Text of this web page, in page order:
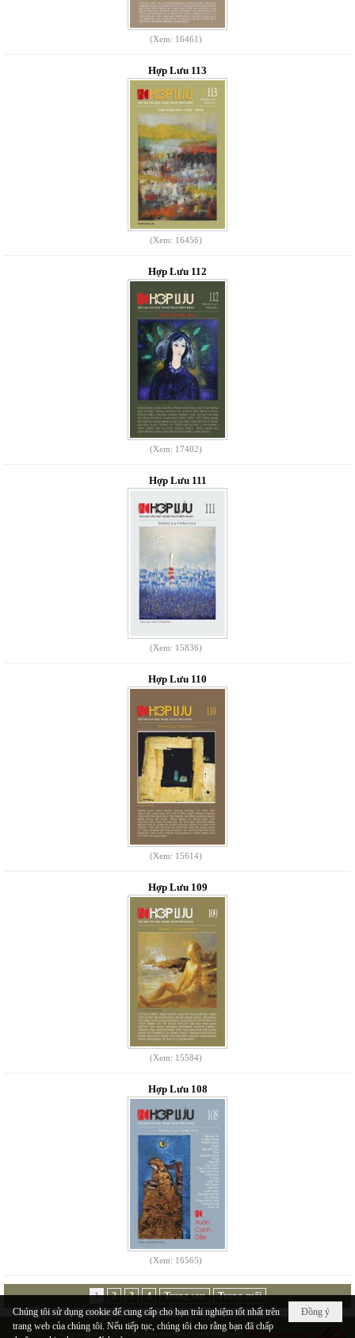
(Xem: 16461)
Hợp Lưu 113
(Xem: 16456)
Hợp Lưu 112
(Xem: 17402)
Hợp Lưu 111
(Xem: 15836)
Hợp Lưu 110
(Xem: 15614)
Hợp Lưu 109
(Xem: 15584)
Hợp Lưu 108
(Xem: 16565)
1 2 3 4 Trang sau Trang cuối
Copyright © 2026 hopluu.net All rights reserved
Đồng ý
Chúng tôi sử dụng cookie để cung cấp cho bạn trải nghiệm tốt nhất trên
trang web của chúng tôi. Nếu tiếp tục, chúng tôi cho rằng bạn đã chấp